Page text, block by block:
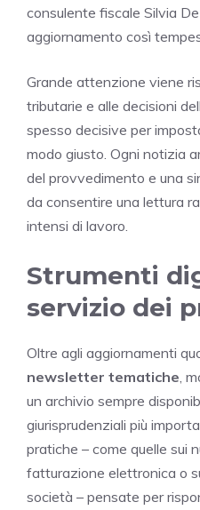
consulente fiscale Silvia
aggiornamento così
Grande attenzione viene
tributarie e alle decisioni
spesso decisive per
modo giusto. Ogni notizia
del provvedimento e una
da consentire una lettura
intensi di lavoro.
Strumenti
servizio dei
Oltre agli aggiornamenti
newsletter tematiche ,
un archivio sempre
giurisprudenziali più
pratiche – come quelle sui
fatturazione elettronica o
società – pensate per